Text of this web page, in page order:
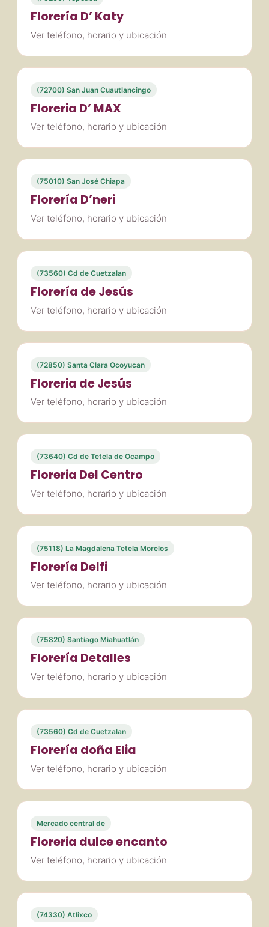
Florería D’ Katy
Ver teléfono, horario y ubicación
(72700) San Juan Cuautlancingo
Floreria D’ MAX
Ver teléfono, horario y ubicación
(75010) San José Chiapa
Florería D’neri
Ver teléfono, horario y ubicación
(73560) Cd de Cuetzalan
Florería de Jesús
Ver teléfono, horario y ubicación
(72850) Santa Clara Ocoyucan
Floreria de Jesús
Ver teléfono, horario y ubicación
(73640) Cd de Tetela de Ocampo
Floreria Del Centro
Ver teléfono, horario y ubicación
(75118) La Magdalena Tetela Morelos
Florería Delfi
Ver teléfono, horario y ubicación
(75820) Santiago Miahuatlán
Florería Detalles
Ver teléfono, horario y ubicación
(73560) Cd de Cuetzalan
Florería doña Elia
Ver teléfono, horario y ubicación
Mercado central de
Floreria dulce encanto
Ver teléfono, horario y ubicación
(74330) Atlixco